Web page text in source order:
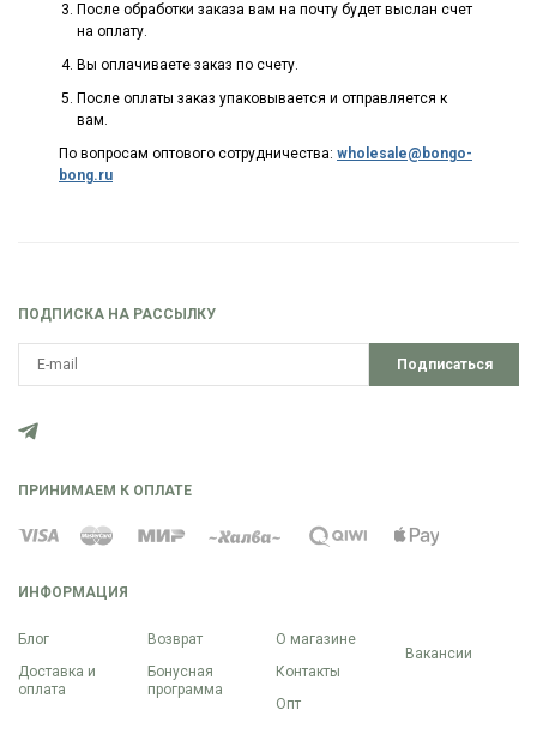
После обработки заказа вам на почту будет выслан счет
на оплату.
Вы оплачиваете заказ по счету.
После оплаты заказ упаковывается и отправляется к
вам.
По вопросам оптового сотрудничества: wholesale@bongo-
bong.ru
ИНФОРМАЦИЯ
Блог
Доставка и
оплата
Возврат
Бонусная
программа
О магазине
Контакты
Опт
Вакансии
ПОДПИСКА НА РАССЫЛКУ
Подписаться
ПРИНИМАЕМ К ОПЛАТЕ